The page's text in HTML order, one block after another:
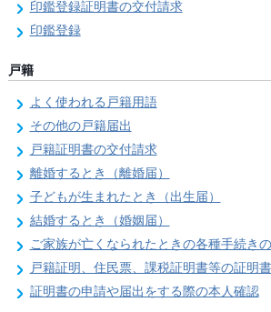
印鑑登録証明書の交付請求
印鑑登録
戸籍
よく使われる戸籍用語
その他の戸籍届出
戸籍証明書の交付請求
離婚するとき（離婚届）
子どもが生まれたとき（出生届）
結婚するとき（婚姻届）
ご家族が亡くなられたときの各種手続き
戸籍証明、住民票、課税証明書等の証明書を郵送
証明書の申請や届出をする際の本人確認